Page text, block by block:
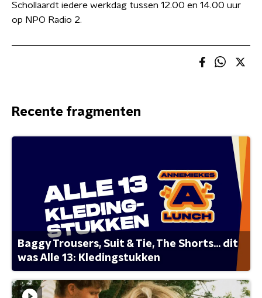
Schollaardt iedere werkdag tussen 12.00 en 14.00 uur
op NPO Radio 2.
Recente fragmenten
Baggy Trousers, Suit & Tie, The Shorts... dit
was Alle 13: Kledingstukken